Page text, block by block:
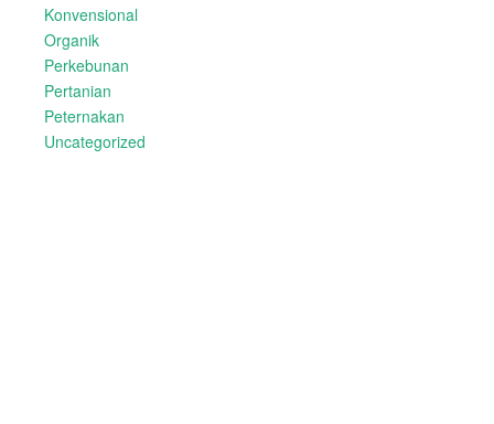
Konvensional
Organik
Perkebunan
Pertanian
Peternakan
Uncategorized